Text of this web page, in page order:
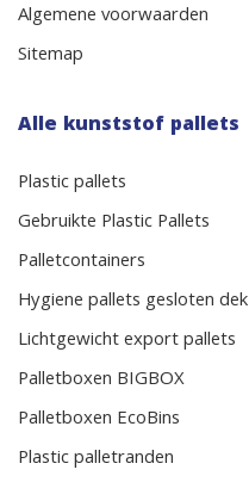
Algemene voorwaarden
Sitemap
Alle kunststof pallets
Plastic pallets
Gebruikte Plastic Pallets
Palletcontainers
Hygiene pallets gesloten dek
Lichtgewicht export pallets
Palletboxen BIGBOX
Palletboxen EcoBins
Plastic palletranden